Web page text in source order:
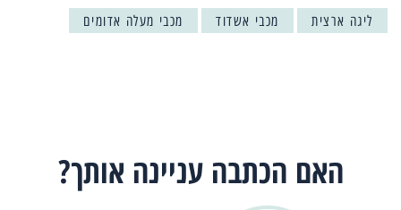
ליגה ארצית מכבי אשדוד מכבי מעלה אדומים
האם הכתבה עניינה אותך?